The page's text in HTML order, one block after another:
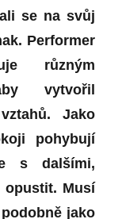
se na svůj
Performer
různým
vytvořil
Jako
pohybují
s dalšími,
opustit. Musí
jako